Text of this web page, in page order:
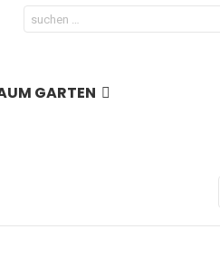
Search
for:
GARTEN